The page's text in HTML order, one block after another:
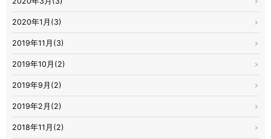
2020年1月(3)
2019年11月(3)
2019年10月(2)
2019年9月(2)
2019年2月(2)
2018年11月(2)